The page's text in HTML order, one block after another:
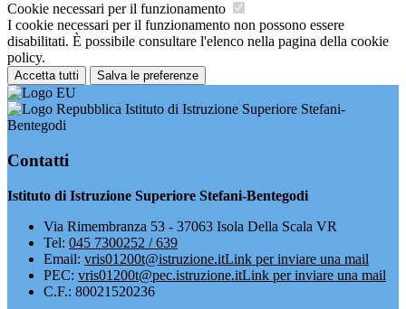
Cookie necessari per il funzionamento
I cookie necessari per il funzionamento non possono essere
disabilitati. È possibile consultare l'elenco nella pagina della cookie
policy.
Accetta tutti Salva le preferenze
Istituto di Istruzione Superiore Stefani-
Bentegodi
Contatti
Istituto di Istruzione Superiore Stefani-Bentegodi
Via Rimembranza 53 - 37063 Isola Della Scala VR
Tel: 045 7300252 / 639
Email: vris01200t@istruzione.itLink per inviare una mail
PEC: vris01200t@pec.istruzione.itLink per inviare una mail
C.F.: 80021520236